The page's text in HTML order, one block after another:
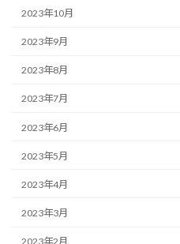
2023年10月
2023年9月
2023年8月
2023年7月
2023年6月
2023年5月
2023年4月
2023年3月
2023年2月